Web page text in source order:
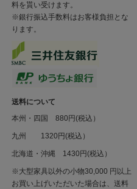
料を貰い受けます。
※銀行振込手数料はお客様負担とな
ります。
送料について
本州・四国 880円(税込）
九州 1320円(税込）
北海道・沖縄 1430円(税込）
※大型家具以外の小物30,000 円以上
お買い上げいただいた場合は、送料